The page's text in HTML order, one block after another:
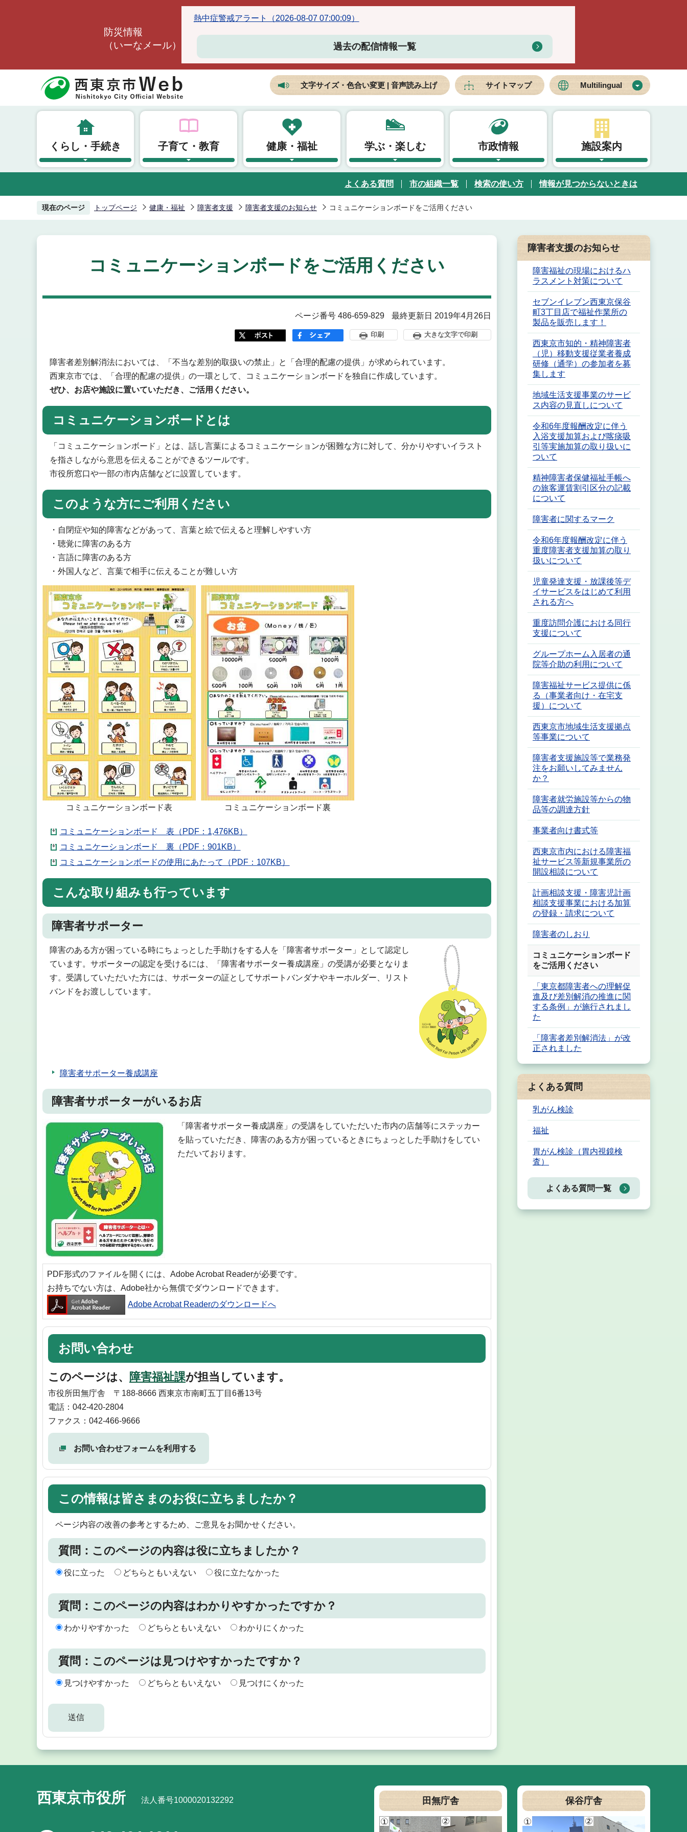
防災情報
（いーなメール）
熱中症警戒アラート（2026-08-07 07:00:09）
過去の配信情報一覧
文字サイズ・色合い変更 | 音声読み上げ サイトマップ Multilingual
くらし・手続き 子育て・教育 健康・福祉 学ぶ・楽しむ 市政情報 施設案内
よくある質問 市の組織一覧 検索の使い方 情報が見つからないときは
現在のページ トップページ 健康・福祉 障害者支援 障害者支援のお知らせ コミュニケーションボードをご活用ください
コミュニケーションボードをご活用ください
ページ番号 486-659-829 最終更新日 2019年4月26日
印刷 大きな文字で印刷
障害者差別解消法においては、「不当な差別的取扱いの禁止」と「合理的配慮の提供」が求められています。
西東京市では、「合理的配慮の提供」の一環として、コミュニケーションボードを独自に作成しています。
ぜひ、お店や施設に置いていただき、ご活用ください。
コミュニケーションボードとは
「コミュニケーションボード」とは、話し言葉によるコミュニケーションが困難な方に対して、分かりやすいイラスト
を指さしながら意思を伝えることができるツールです。
市役所窓口や一部の市内店舗などに設置しています。
このような方にご利用ください
・自閉症や知的障害などがあって、言葉と絵で伝えると理解しやすい方
・聴覚に障害のある方
・言語に障害のある方
・外国人など、言葉で相手に伝えることが難しい方
コミュニケーションボード表 コミュニケーションボード裏
コミュニケーションボード 表（PDF：1,476KB）
コミュニケーションボード 裏（PDF：901KB）
コミュニケーションボードの使用にあたって（PDF：107KB）
こんな取り組みも行っています
障害者サポーター
障害のある方が困っている時にちょっとした手助けをする人を「障害者サポーター」として認定し
ています。サポーターの認定を受けるには、「障害者サポーター養成講座」の受講が必要となりま
す。受講していただいた方には、サポーターの証としてサポートバンダナやキーホルダー、リスト
バンドをお渡ししています。
障害者サポーター養成講座
障害者サポーターがいるお店
「障害者サポーター養成講座」の受講をしていただいた市内の店舗等にステッカー
を貼っていただき、障害のある方が困っているときにちょっとした手助けをしてい
ただいております。
PDF形式のファイルを開くには、Adobe Acrobat Readerが必要です。
お持ちでない方は、Adobe社から無償でダウンロードできます。
Adobe Acrobat Readerのダウンロードへ
お問い合わせ
このページは、 障害福祉課が担当しています。
市役所田無庁舎 〒188-8666 西東京市南町五丁目6番13号
電話：042-420-2804
ファクス：042-466-9666
お問い合わせフォームを利用する
この情報は皆さまのお役に立ちましたか？
ページ内容の改善の参考とするため、ご意見をお聞かせください。
質問：このページの内容は役に立ちましたか？
役に立った どちらともいえない 役に立たなかった
質問：このページの内容はわかりやすかったですか？
わかりやすかった どちらともいえない わかりにくかった
質問：このページは見つけやすかったですか？
見つけやすかった どちらともいえない 見つけにくかった
障害者支援のお知らせ
障害福祉の現場におけるハ
ラスメント対策について
セブンイレブン西東京保谷
町3丁目店で福祉作業所の
製品を販売します！
西東京市知的・精神障害者
（児）移動支援従業者養成
研修（通学）の参加者を募
集します
地域生活支援事業のサービ
ス内容の見直しについて
令和6年度報酬改定に伴う
入浴支援加算および喀痰吸
引等実施加算の取り扱いに
ついて
精神障害者保健福祉手帳へ
の旅客運賃割引区分の記載
について
障害者に関するマーク
令和6年度報酬改定に伴う
重度障害者支援加算の取り
扱いについて
児童発達支援・放課後等デ
イサービスをはじめて利用
される方へ
重度訪問介護における同行
支援について
グループホーム入居者の通
院等介助の利用について
障害福祉サービス提供に係
る（事業者向け・在宅支
援）について
西東京市地域生活支援拠点
等事業について
障害者支援施設等で業務発
注をお願いしてみません
か？
障害者就労施設等からの物
品等の調達方針
事業者向け書式等
西東京市内における障害福
祉サービス等新規事業所の
開設相談について
計画相談支援・障害児計画
相談支援事業における加算
の登録・請求について
障害者のしおり
コミュニケーションボード
をご活用ください
「東京都障害者への理解促
進及び差別解消の推進に関
する条例」が施行されまし
た
「障害者差別解消法」が改
正されました
よくある質問
乳がん検診
福祉
胃がん検診（胃内視鏡検
査）
よくある質問一覧
西東京市役所 法人番号1000020132292 田無庁舎 保谷庁舎